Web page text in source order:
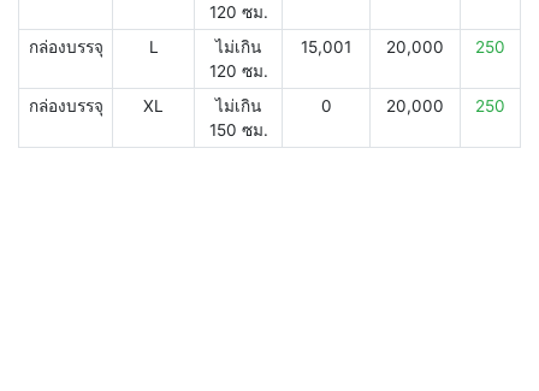
120 ซม.
กล่องบรรจุ L
ไม่เกิน
120 ซม.
15,001 20,000 250
กล่องบรรจุ XL
ไม่เกิน
150 ซม.
0 20,000 250